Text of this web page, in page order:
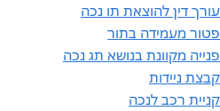
עורך דין להוצאת תו נכה
פטור מעמידה בתור
פנייה מקוונת בנושא תג נכה
קבצת ניידות
קניית רכב לנכה